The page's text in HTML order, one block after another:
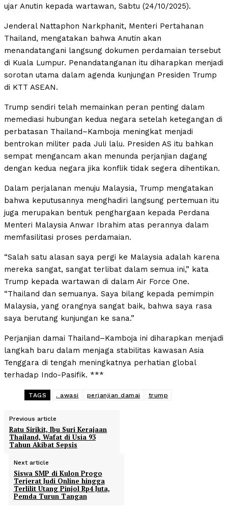
ujar Anutin kepada wartawan, Sabtu (24/10/2025).
Jenderal Nattaphon Narkphanit, Menteri Pertahanan
Thailand, mengatakan bahwa Anutin akan
menandatangani langsung dokumen perdamaian tersebut
di Kuala Lumpur. Penandatanganan itu diharapkan menjadi
sorotan utama dalam agenda kunjungan Presiden Trump
di KTT ASEAN.
Trump sendiri telah memainkan peran penting dalam
memediasi hubungan kedua negara setelah ketegangan di
perbatasan Thailand–Kamboja meningkat menjadi
bentrokan militer pada Juli lalu. Presiden AS itu bahkan
sempat mengancam akan menunda perjanjian dagang
dengan kedua negara jika konflik tidak segera dihentikan.
Dalam perjalanan menuju Malaysia, Trump mengatakan
bahwa keputusannya menghadiri langsung pertemuan itu
juga merupakan bentuk penghargaan kepada Perdana
Menteri Malaysia Anwar Ibrahim atas perannya dalam
memfasilitasi proses perdamaian.
“Salah satu alasan saya pergi ke Malaysia adalah karena
mereka sangat, sangat terlibat dalam semua ini,” kata
Trump kepada wartawan di dalam Air Force One.
“Thailand dan semuanya. Saya bilang kepada pemimpin
Malaysia, yang orangnya sangat baik, bahwa saya rasa
saya berutang kunjungan ke sana.”
Perjanjian damai Thailand–Kamboja ini diharapkan menjadi
langkah baru dalam menjaga stabilitas kawasan Asia
Tenggara di tengah meningkatnya perhatian global
terhadap Indo-Pasifik. ***
TAGS . awasi perjanjian damai trump
Previous article
Ratu Sirikit, Ibu Suri Kerajaan
Thailand, Wafat di Usia 93
Tahun Akibat Sepsis
Next article
Siswa SMP di Kulon Progo
Terjerat Judi Online hingga
Terlilit Utang Pinjol Rp4 Juta,
Pemda Turun Tangan